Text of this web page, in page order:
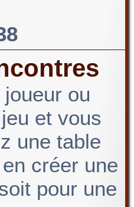
e
ou
et vous
une table
créer une
pour une